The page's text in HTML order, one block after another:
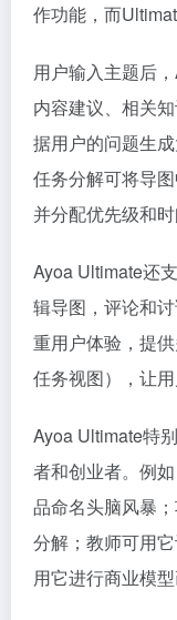
作功能，而
用户输入主题后
内容建议、相关
据用户的问题生
任务分解可将导
并分配优先级和时
Ayoa Ultimate还
辑导图，评论和
重用户体验，提
任务视图），让用
Ayoa Ultimate特
者和创业者。例
品命名头脑风暴
分解；教师可用
用它进行商业模型